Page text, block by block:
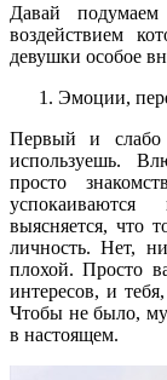
Давай
воздействием
девушки особое
Эмоции,
Первый и слабо
используешь.
просто
выясняется, что
личность. Нет,
плохой. Просто
интересов, и
Чтобы не было,
в настоящем.